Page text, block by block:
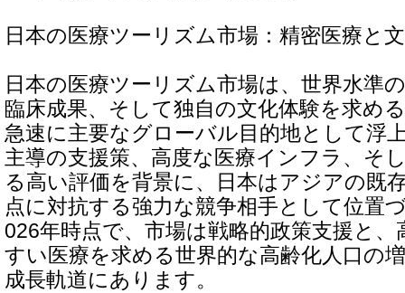
日本の医療ツーリズム市場：精密医療と
日本の医療ツーリズム市場は、世界水準
臨床成果、そして独自の文化体験を求め
急速に主要なグローバル目的地として浮
主導の支援策、高度な医療インフラ、そ
る高い評価を背景に、日本はアジアの既
点に対抗する強力な競争相手として位置
026年時点で、市場は戦略的政策支援と
すい医療を求める世界的な高齢化人口の
成長軌道にあります。